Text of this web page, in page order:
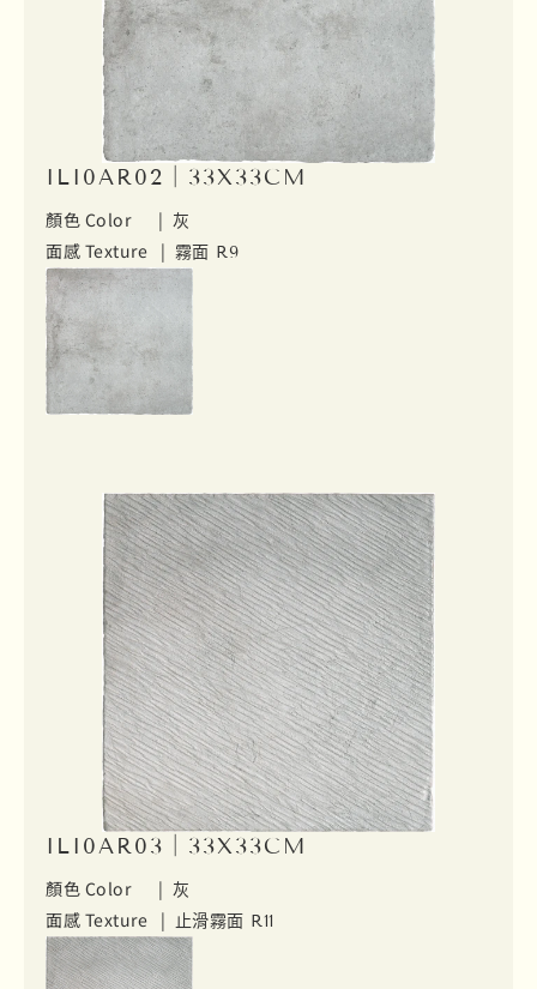
ILI0AR02｜33X33CM
顏色 Color | 灰
面感 Texture | 霧面 R9
ILI0AR03｜33X33CM
顏色 Color | 灰
面感 Texture | 止滑霧面 R11